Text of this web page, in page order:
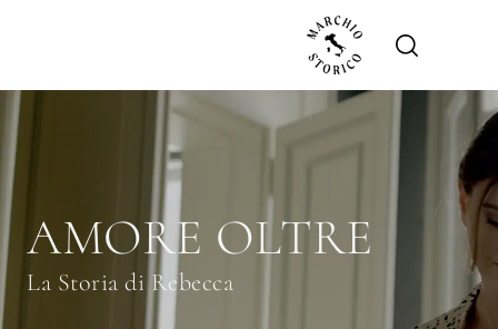
AMORE OLTRE
La Storia di Rebecca